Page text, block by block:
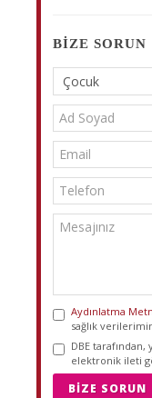
BIZE SORUN
Aydınlatma
sağlık
DBE
elektronik ileti
BIZE SORUN